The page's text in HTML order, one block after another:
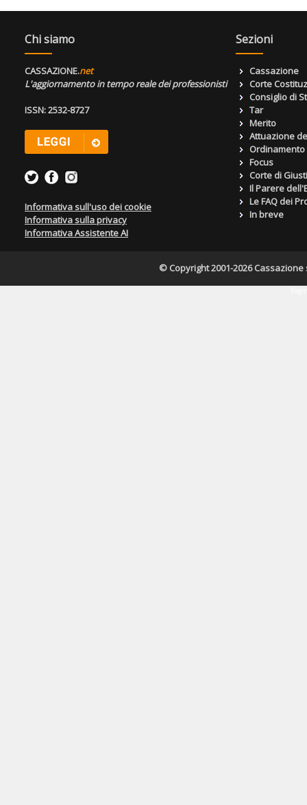
Chi siamo
CASSAZIONE.net
L'aggiornamento in tempo reale dei professionisti
ISSN: 2532-8727
Informativa sull'uso dei cookie
Informativa sulla privacy
Informativa Assistente AI
Sezioni
Cassazione
Corte
Consiglio di
Tar
Merito
Attuazione
Focus
Corte di
Il Parere
Le FAQ dei
In breve
© Copyright 2001-2026 Cassazione